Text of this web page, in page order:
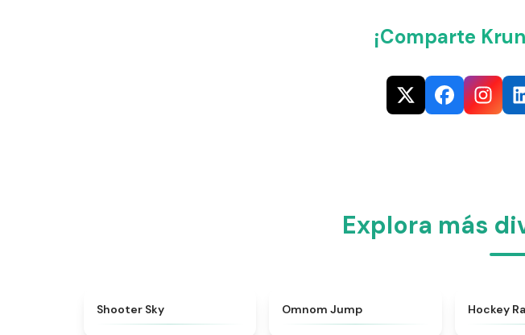
¡Comparte
Explora más
Shooter Sky Omnom Jump Hockey